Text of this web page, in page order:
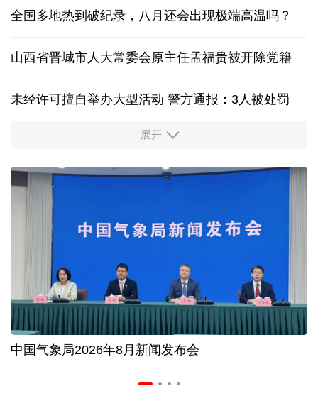
全国多地热到破纪录，八月还会出现极端高温吗？
山西省晋城市人大常委会原主任孟福贵被开除党籍
未经许可擅自举办大型活动 警方通报：3人被处罚
中国多地出台带薪休假新政 释放消费潜力
入境游火热 前7月北京离境退税各项数据均创新高
我国自阿根廷进口的牛肉已达到规定数量的50%
上半年我国黄金消费量511.412吨，同比增长1.23%
AI客服承诺不实、人工客服接入困难 中消协回应
数据有了“身份证” 我国正稳步推进数据产权登记
展开
中国气象局2026年8月新闻发布会